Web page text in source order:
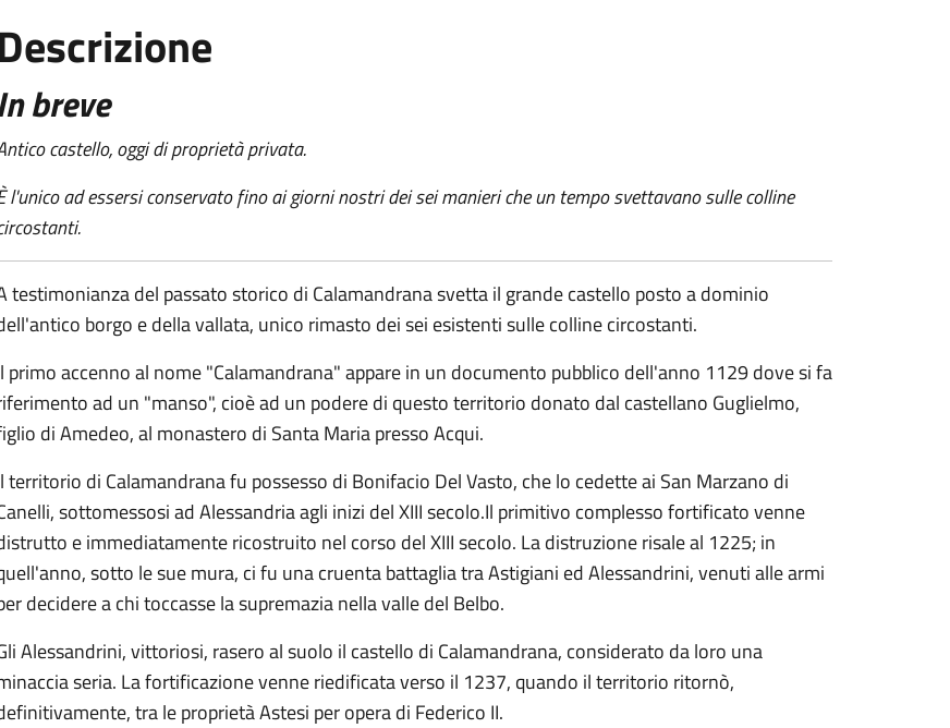
Descrizione
breve
castello, oggi di proprietà privata.
l'unico ad essersi conservato fino ai giorni nostri dei sei manieri che un tempo svettavano sulle colline
testimonianza del passato storico di Calamandrana svetta il grande castello posto a dominio
borgo e della vallata, unico rimasto dei sei esistenti sulle colline circostanti.
primo accenno al nome "Calamandrana" appare in un documento pubblico dell'anno 1129 dove si fa
ad un "manso", cioè ad un podere di questo territorio donato dal castellano Guglielmo,
di Amedeo, al monastero di Santa Maria presso Acqui.
territorio di Calamandrana fu possesso di Bonifacio Del Vasto, che lo cedette ai San Marzano di
sottomessosi ad Alessandria agli inizi del XIII secolo.Il primitivo complesso fortificato venne
e immediatamente ricostruito nel corso del XIII secolo. La distruzione risale al 1225; in
sotto le sue mura, ci fu una cruenta battaglia tra Astigiani ed Alessandrini, venuti alle armi
decidere a chi toccasse la supremazia nella valle del Belbo.
Alessandrini, vittoriosi, rasero al suolo il castello di Calamandrana, considerato da loro una
seria. La fortificazione venne riedificata verso il 1237, quando il territorio ritornò,
tra le proprietà Astesi per opera di Federico II.